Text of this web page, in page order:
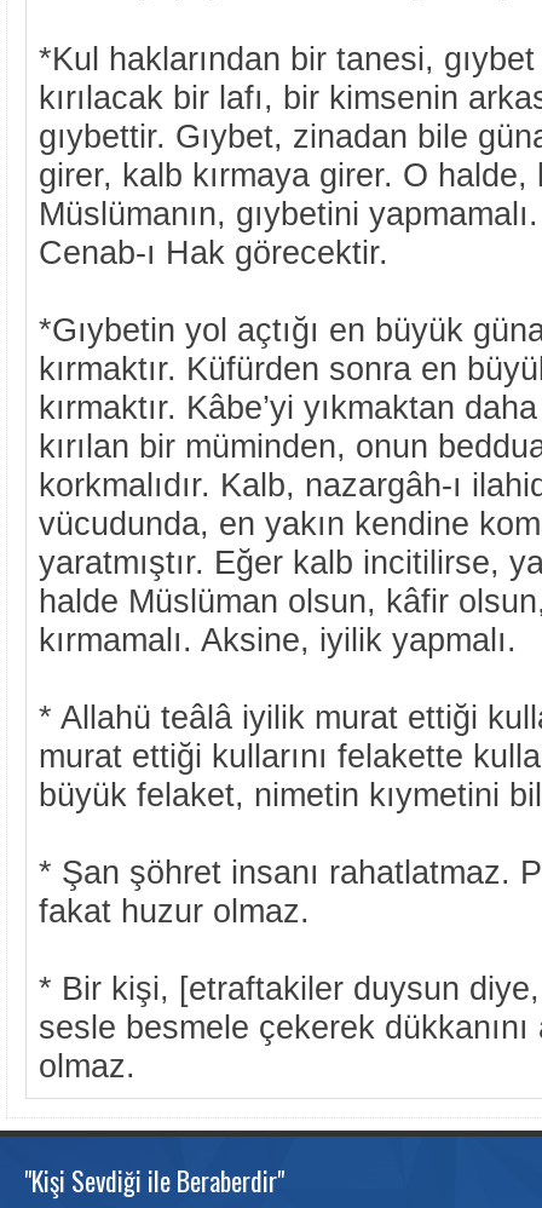
*Kul haklarından bir tanesi,
kırılacak bir lafı, bir kimsenin
gıybettir. Gıybet, zinadan bile
girer, kalb kırmaya girer. O
Müslümanın, gıybetini
Cenab-ı Hak görecektir.
*Gıybetin yol açtığı en büyük
kırmaktır. Küfürden sonra en
kırmaktır. Kâbe’yi yıkmaktan
kırılan bir müminden, onun
korkmalıdır. Kalb, nazargâh-ı
vücudunda, en yakın kendine
yaratmıştır. Eğer kalb incitilirse,
halde Müslüman olsun, kâfir
kırmamalı. Aksine, iyilik yapmalı.
* Allahü teâlâ iyilik murat ettiği
murat ettiği kullarını felakette
büyük felaket, nimetin kıymetini
* Şan şöhret insanı rahatlatmaz.
fakat huzur olmaz.
* Bir kişi, [etraftakiler duysun
sesle besmele çekerek
olmaz.
"Kişi Sevdiği ile Beraberdir"